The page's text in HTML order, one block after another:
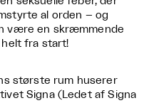
al orden – og
være en skræmmende
fra start!
største rum huserer
Signa (Ledet af Signa